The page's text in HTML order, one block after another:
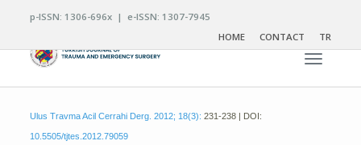
p-ISSN: 1306-696x | e-ISSN: 1307-7945
HOME
CONTACT TR
Toggle
Ulus Travma Acil Cerrahi Derg. 2012; 18(3): 231-238 | DOI:
10.5505/tjtes.2012.79059